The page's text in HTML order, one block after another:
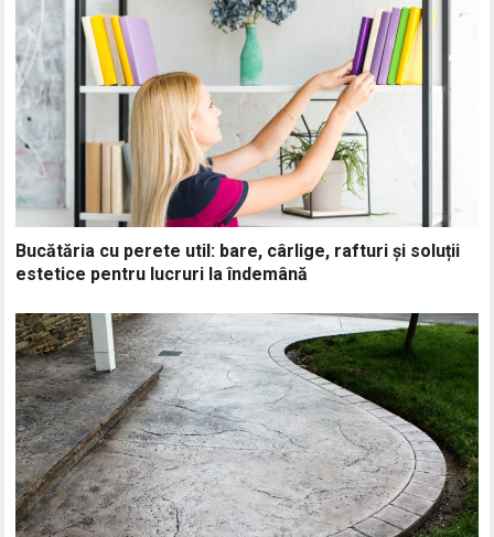
Bucătăria cu perete util: bare, cârlige, rafturi și soluții
estetice pentru lucruri la îndemână